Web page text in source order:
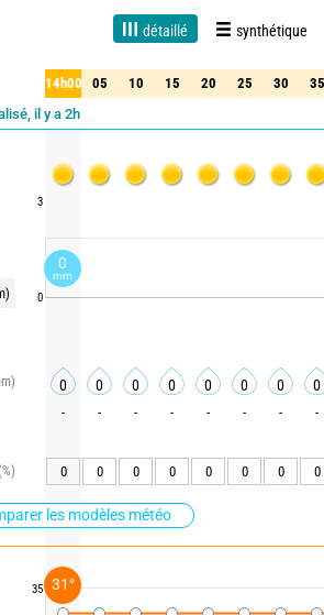
détaillé synthétique
15 jours Fiabilité 90%
il y a 2h
les modèles météo
3
0
35
14h00 05 10 15 20 25 30 35
14h00 05 10 15 20 25 30 35
0 0 0 0 0 0 0 0
- - - - - - - -
0 0 0 0 0 0 0 0
0
mm
31°